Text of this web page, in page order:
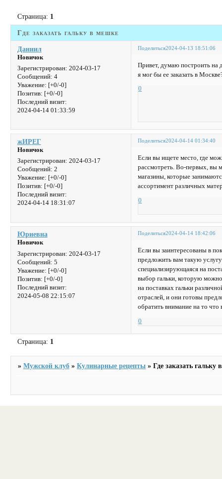
Где заказать гальку в мешке
Страница: 1
Поделиться2024-04-13 18:51:06
Даниил
Новичок
Зарегистрирован: 2024-03-17
Сообщений: 4
Уважение: [+0/-0]
Позитив: [+0/-0]
Последний визит:
2024-04-14 01:33:59
Привет, думаю построить на
я мог бы ее заказать в
0
Поделиться2024-04-14 01:34:40
жИРЕГ
Новичок
Зарегистрирован: 2024-03-17
Сообщений: 2
Уважение: [+0/-0]
Позитив: [+0/-0]
Последний визит:
2024-04-14 18:31:07
Если вы ищете место, где
рассмотреть. Во-первых, вы
магазины, которые
ассортимент различных
0
Поделиться2024-04-14 18:42:06
Юриевна
Новичок
Зарегистрирован: 2024-03-17
Сообщений: 5
Уважение: [+0/-0]
Позитив: [+0/-0]
Последний визит:
2024-05-08 22:15:07
Если вы заинтересованы в
предложить вам такую
специализирующаяся на
выбор гальки, которую
на поставках гальки
отраслей, и они готовы
обратить внимание на то
0
Страница: 1
»Мужской клуб »Кулинарные рецепты »Где заказать гальку